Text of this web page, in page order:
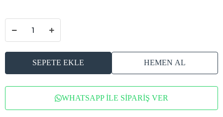
SEPETE EKLE HEMEN AL
WHATSAPP İLE SİPARİŞ VER